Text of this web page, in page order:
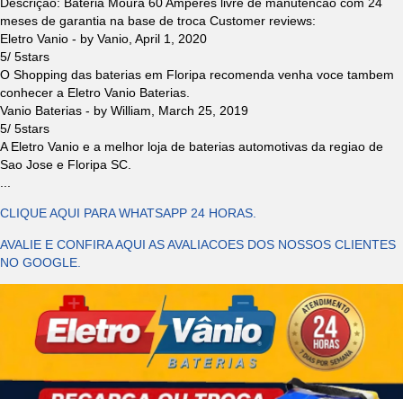
meses de garantia na base de troca Customer reviews:
Eletro Vanio - by Vanio April 1, 2020
5/ 5stars
O Shopping das baterias em Floripa recomenda venha voce tambem
conhecer a Eletro Vanio Baterias.
Vanio Baterias - by William
March 25, 2019
5/ 5stars
A Eletro Vanio e a melhor loja de baterias automotivas da regiao de
Sao Jose e Floripa SC.
CLIQUE AQUI PARA WHATSAPP 24 HORAS.
AVALIE E CONFIRA AQUI AS AVALIACOES DOS NOSSOS CLIENTES
NO GOOGLE.